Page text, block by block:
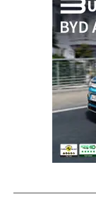
Böylece ikinci
kritik güven